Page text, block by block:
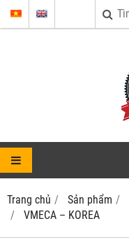
Trang chủ Sản phẩm
VMECA – KOREA